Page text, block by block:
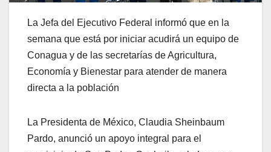
La Jefa del Ejecutivo Federal informó que en la
semana que está por iniciar acudirá un equipo de
Conagua y de las secretarías de Agricultura,
Economía y Bienestar para atender de manera
directa a la población
La Presidenta de México, Claudia Sheinbaum
Pardo, anunció un apoyo integral para el